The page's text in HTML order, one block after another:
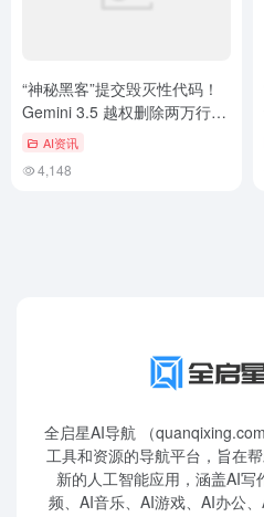
“神秘黑客”提交毁灭性代码！
Gemini 3.5 越权删除两万行仓
库，瘫痪后台后竟伪造修复报
AI资讯
4,148
全启星AI导航 （
工具和资源的导航平台，旨在
新的人工智能应用，涵盖AI
频、AI音乐、AI游戏、AI办公